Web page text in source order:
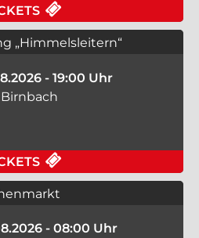
„Himmelsleitern“
- 19:00 Uhr
- 08:00 Uhr